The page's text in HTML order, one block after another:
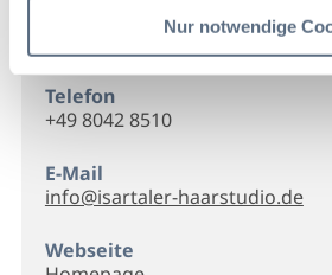
Nur notwendige
83661 Lenggries
Telefon
+49 8042 8510
E-Mail
info@isartaler-haarstudio.de
Webseite